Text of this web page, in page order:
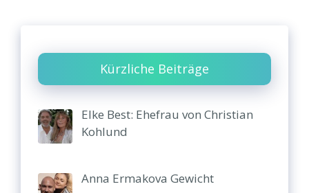
Kürzliche Beiträge
Elke Best: Ehefrau von Christian
Kohlund
Anna Ermakova Gewicht